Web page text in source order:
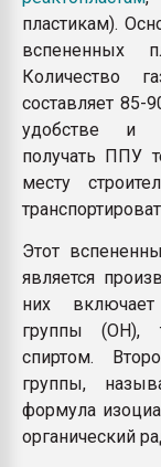
пластикам).
вспененных
Количество
составляет 85-
удобстве и
получать ППУ
месту
Этот
является
них включает
группы (ОН),
спиртом.
группы,
формула
органический